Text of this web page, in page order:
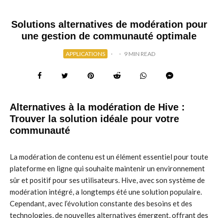
Solutions alternatives de modération pour
une gestion de communauté optimale
APPLICATIONS · · 9 MIN READ
Alternatives à la modération de Hive :
Trouver la solution idéale pour votre
communauté
La modération de contenu est un élément essentiel pour toute
plateforme en ligne qui souhaite maintenir un environnement
sûr et positif pour ses utilisateurs. Hive, avec son système de
modération intégré, a longtemps été une solution populaire.
Cependant, avec l’évolution constante des besoins et des
technologies, de nouvelles alternatives émergent, offrant des